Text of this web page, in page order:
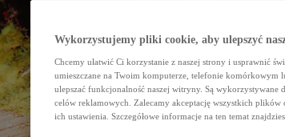
Wykorzystujemy pliki cookie, aby ulepszyć
Chcemy ułatwić Ci korzystanie z naszej strony i usprawnić
umieszczane na Twoim komputerze, telefonie komórkowym
ulepszać funkcjonalność naszej witryny. Są wykorzystywane
celów reklamowych. Zalecamy akceptację wszystkich plików
ich ustawienia. Szczegółowe informacje na ten temat